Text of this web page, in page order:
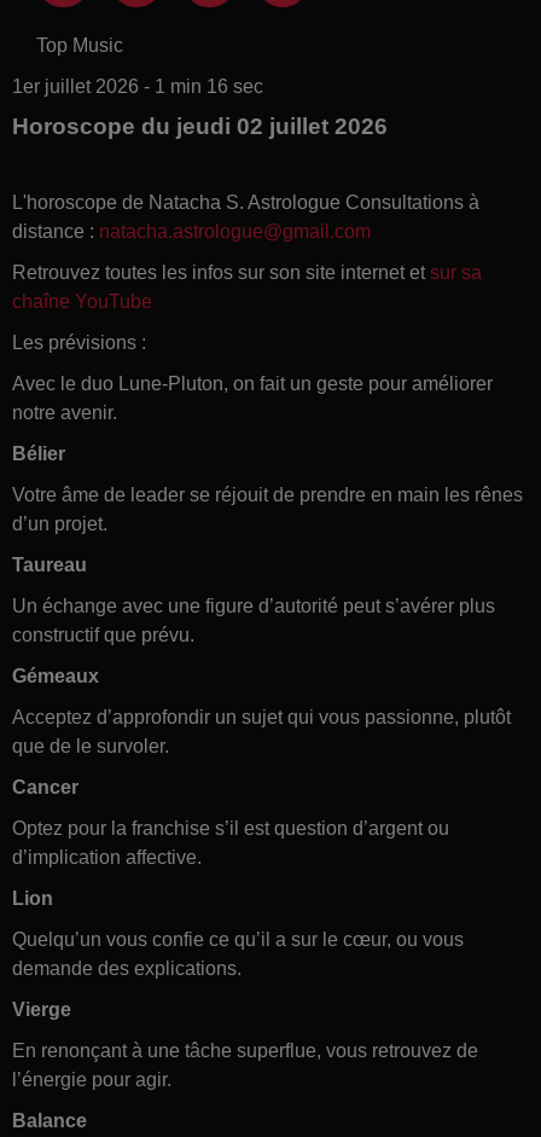
Top Music
1er juillet 2026 - 1 min 16 sec
Horoscope du jeudi 02 juillet 2026
L'horoscope de Natacha S. Astrologue Consultations à
distance : natacha.astrologue@gmail.com
Retrouvez toutes les infos sur son site internet et sur sa
chaîne YouTube
Les prévisions :
Avec le duo Lune-Pluton, on fait un geste pour améliorer
notre avenir.
Bélier
Votre âme de leader se réjouit de prendre en main les rênes
d’un projet.
Taureau
Un échange avec une figure d’autorité peut s’avérer plus
constructif que prévu.
Gémeaux
Acceptez d’approfondir un sujet qui vous passionne, plutôt
que de le survoler.
Cancer
Optez pour la franchise s’il est question d’argent ou
d’implication affective.
Lion
Quelqu’un vous confie ce qu’il a sur le cœur, ou vous
demande des explications.
Vierge
En renonçant à une tâche superflue, vous retrouvez de
l’énergie pour agir.
Balance